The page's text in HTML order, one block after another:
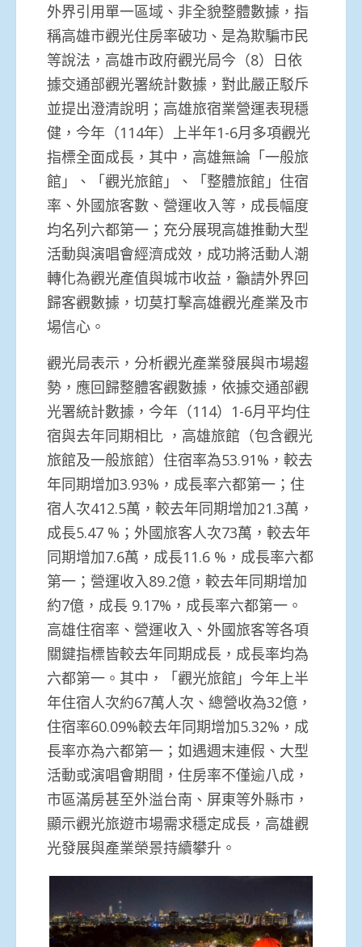
外界引用單一區域、非全貌整體數據，指
稱高雄市觀光住房率破功、是為欺騙市民
等說法，高雄市政府觀光局今（8）日依
據交通部觀光署統計數據，對此嚴正駁斥
並提出澄清說明；高雄旅宿業營運表現穩
健，今年（114年）上半年1-6月多項觀光
指標全面成長，其中，高雄無論「一般旅
館」、「觀光旅館」、「整體旅館」住宿
率、外國旅客數、營運收入等，成長幅度
均名列六都第一；充分展現高雄推動大型
活動與演唱會經濟成效，成功將活動人潮
轉化為觀光產值與城市收益，籲請外界回
歸客觀數據，切莫打擊高雄觀光產業及市
場信心。
觀光局表示，分析觀光產業發展與市場趨
勢，應回歸整體客觀數據，依據交通部觀
光署統計數據，今年（114）1-6月平均住
宿與去年同期相比 ，高雄旅館（包含觀光
旅館及一般旅館）住宿率為53.91%，較去
年同期增加3.93%，成長率六都第一；住
宿人次412.5萬，較去年同期增加21.3萬，
成長5.47 %；外國旅客人次73萬，較去年
同期增加7.6萬，成長11.6 %，成長率六都
第一；營運收入89.2億，較去年同期增加
約7億，成長 9.17%，成長率六都第一。
高雄住宿率、營運收入、外國旅客等各項
關鍵指標皆較去年同期成長，成長率均為
六都第一。其中，「觀光旅館」今年上半
年住宿人次約67萬人次、總營收為32億，
住宿率60.09%較去年同期增加5.32%，成
長率亦為六都第一；如遇週末連假、大型
活動或演唱會期間，住房率不僅逾八成，
市區滿房甚至外溢台南、屏東等外縣市，
顯示觀光旅遊市場需求穩定成長，高雄觀
光發展與產業榮景持續攀升。